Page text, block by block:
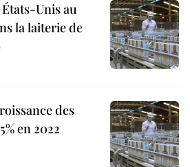
Unis au
la laiterie de
des
en 2022